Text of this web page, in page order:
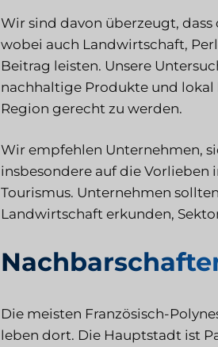
Wir sind davon überzeugt,
wobei auch Landwirtschaft,
Beitrag leisten. Unsere
nachhaltige Produkte und
Region gerecht zu werden.
Wir empfehlen Unternehmen,
insbesondere auf die Vorlieben
Tourismus. Unternehmen
Landwirtschaft erkunden,
Die meisten Französisch-
leben dort. Die Hauptstadt ist